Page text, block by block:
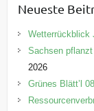
g
o
r
e
n
Neueste
Wetterrückblick
Sachsen
2026
Grünes Blätt’l